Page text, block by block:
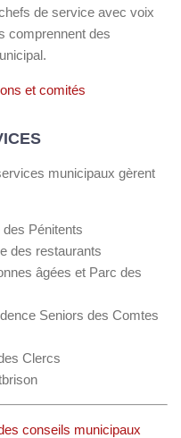
de service avec voix
comprennent des
et comités
municipaux gèrent
Pénitents
des restaurants
âgées et Parc des
Seniors des Comtes
Clercs
conseils municipaux